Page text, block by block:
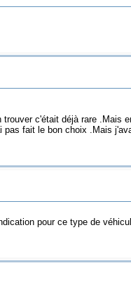
c'était déjà rare
fait le bon choix .Mais
pour ce type de